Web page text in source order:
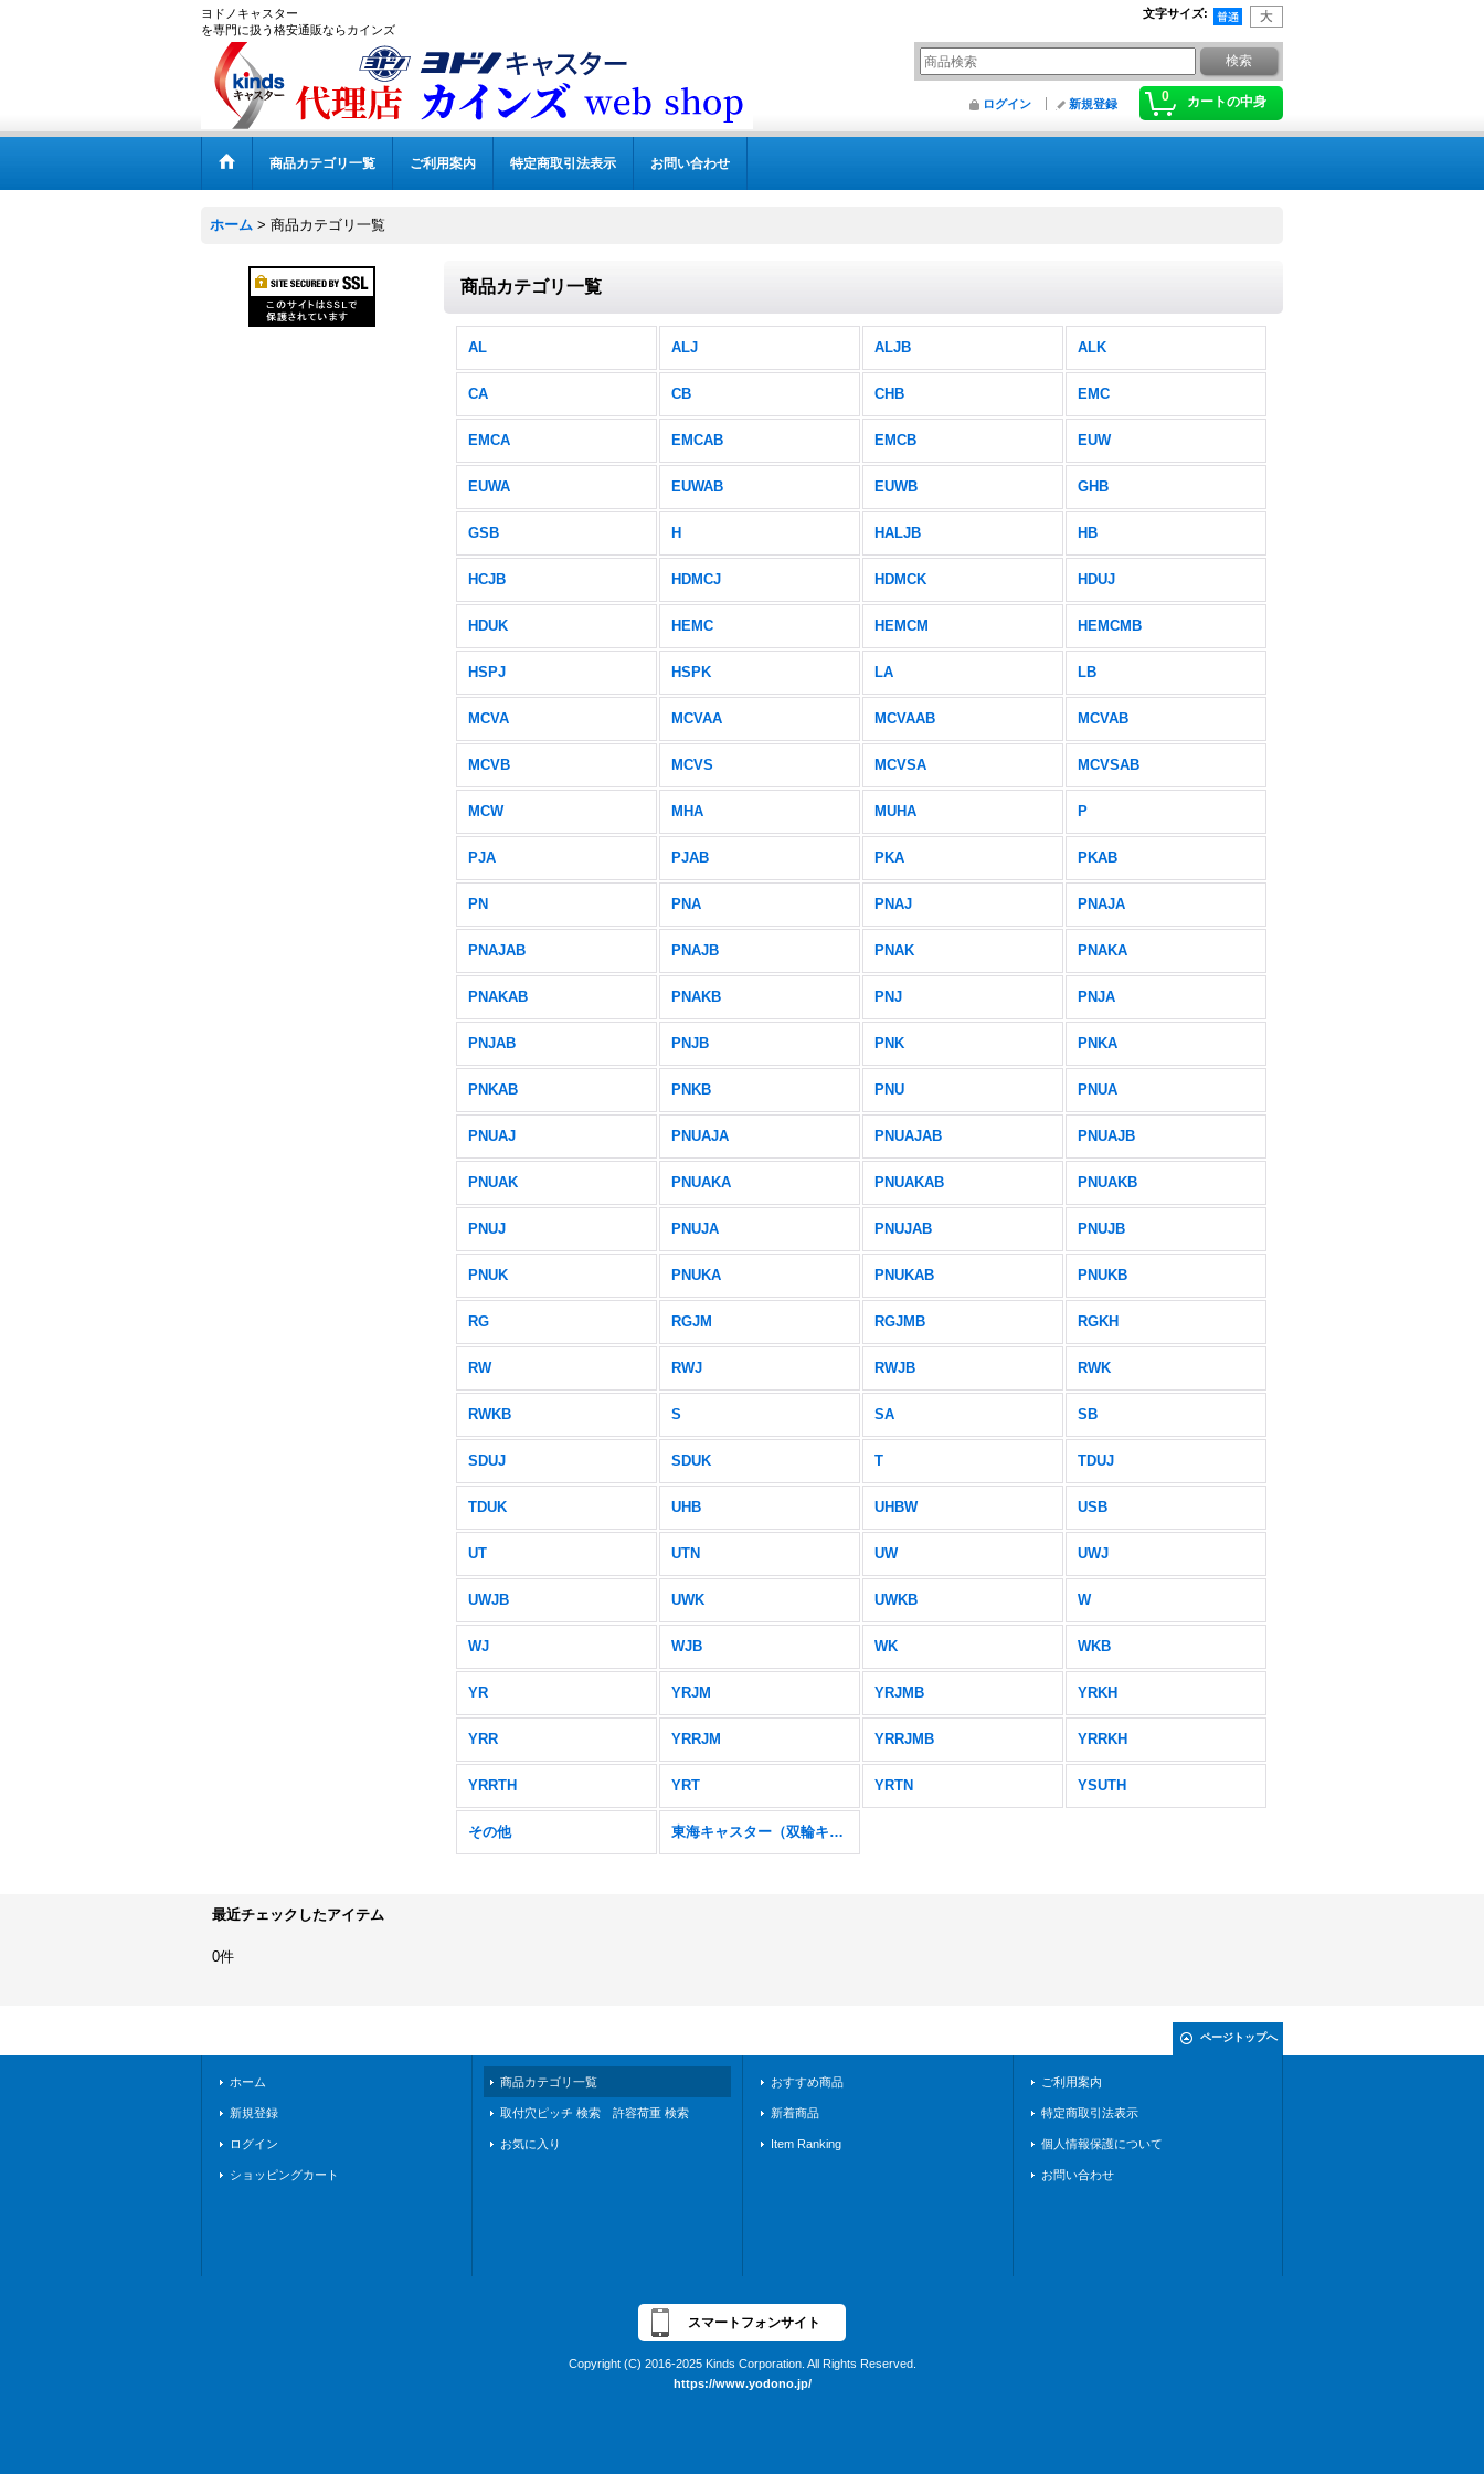
ヨドノキャスター
を専門に扱う格安通販ならカインズ
文字サイズ:
0 カートの中身
ログイン 新規登録
商品カテゴリ一覧 ご利用案内 特定商取引法表示 お問い合わせ
ホーム > 商品カテゴリ一覧
商品カテゴリ一覧
AL ALJ ALJB ALK
CA CB CHB EMC
EMCA EMCAB EMCB EUW
EUWA EUWAB EUWB GHB
GSB H HALJB HB
HCJB HDMCJ HDMCK HDUJ
HDUK HEMC HEMCM HEMCMB
HSPJ HSPK LA LB
MCVA MCVAA MCVAAB MCVAB
MCVB MCVS MCVSA MCVSAB
MCW MHA MUHA P
PJA PJAB PKA PKAB
PN PNA PNAJ PNAJA
PNAJAB PNAJB PNAK PNAKA
PNAKAB PNAKB PNJ PNJA
PNJAB PNJB PNK PNKA
PNKAB PNKB PNU PNUA
PNUAJ PNUAJA PNUAJAB PNUAJB
PNUAK PNUAKA PNUAKAB PNUAKB
PNUJ PNUJA PNUJAB PNUJB
PNUK PNUKA PNUKAB PNUKB
RG RGJM RGJMB RGKH
RW RWJ RWJB RWK
RWKB S SA SB
SDUJ SDUK T TDUJ
TDUK UHB UHBW USB
UT UTN UW UWJ
UWJB UWK UWKB W
WJ WJB WK WKB
YR YRJM YRJMB YRKH
YRR YRRJM YRRJMB YRRKH
YRRTH YRT YRTN YSUTH
その他 東海キャスター（双輪キャスター）特集
最近チェックしたアイテム
0件
ページトップへ
ホーム
新規登録
ログイン
ショッピングカート
商品カテゴリ一覧
取付穴ピッチ 検索 許容荷重 検索
お気に入り
おすすめ商品
新着商品
Item Ranking
ご利用案内
特定商取引法表示
個人情報保護について
お問い合わせ
スマートフォンサイト
Copyright (C) 2016-2025 Kinds Corporation. All Rights Reserved.
https://www.yodono.jp/